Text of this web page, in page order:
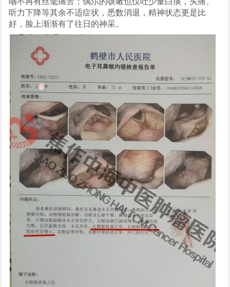
听力下降等其余不适症状，悉数消退，精神状态更是比
好，脸上渐渐有了往日的神采。